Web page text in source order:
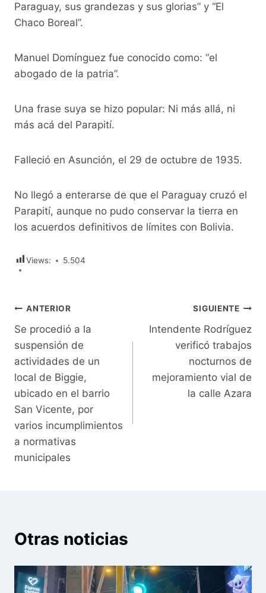
Paraguay, sus grandezas y sus glorias” y “El
Chaco Boreal”.
Manuel Domínguez fue conocido como: “el
abogado de la patria”.
Una frase suya se hizo popular: Ni más allá, ni
más acá del Parapití.
Falleció en Asunción, el 29 de octubre de 1935.
No llegó a enterarse de que el Paraguay cruzó el
Parapití, aunque no pudo conservar la tierra en
los acuerdos definitivos de límites con Bolivia.
Views: 5.504
Navegación
de
entradas
ANTERIOR
Se procedió a la
suspensión de
actividades de un
local de Biggie,
ubicado en el barrio
San Vicente, por
varios incumplimientos
a normativas
municipales
SIGUIENTE
Intendente Rodríguez
verificó trabajos
nocturnos de
mejoramiento vial de
la calle Azara
Otras noticias